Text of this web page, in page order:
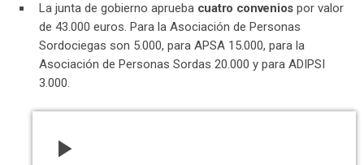
La junta de gobierno aprueba cuatro conveniospor valor
de 43.000 euros. Para la Asociación de Personas
Sordociegas son 5.000, para APSA 15.000, para la
Asociación de Personas Sordas 20.000 y para ADIPSI
3.000.
play_arrow